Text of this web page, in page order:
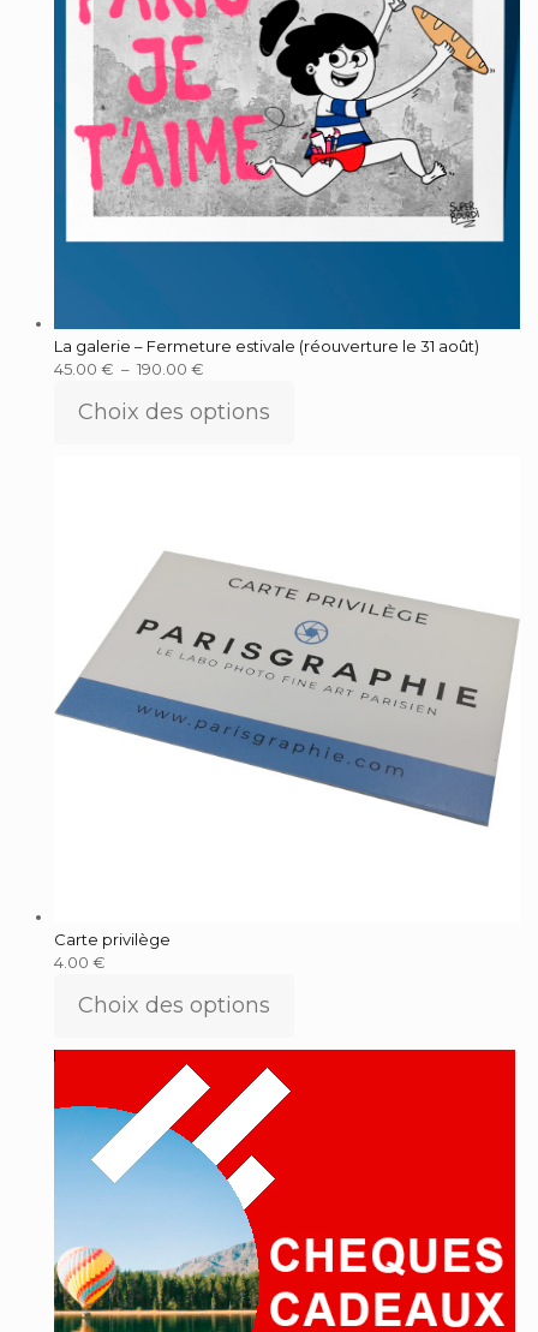
La galerie – Fermeture estivale (réouverture le 31 août)
45.00 € – 190.00 €
Choix des options
Carte privilège
4.00 €
Choix des options